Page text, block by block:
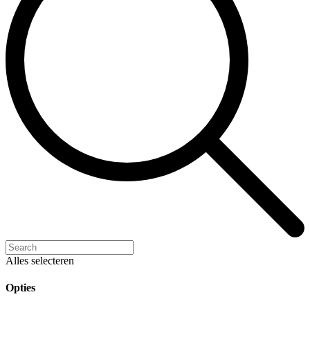
Alles selecteren
Opties